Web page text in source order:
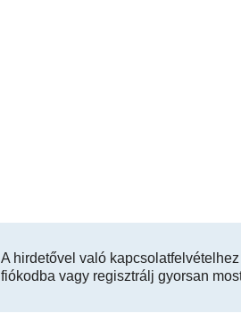
A hirdetővel való
fiókodba vagy regisztrálj gyorsan